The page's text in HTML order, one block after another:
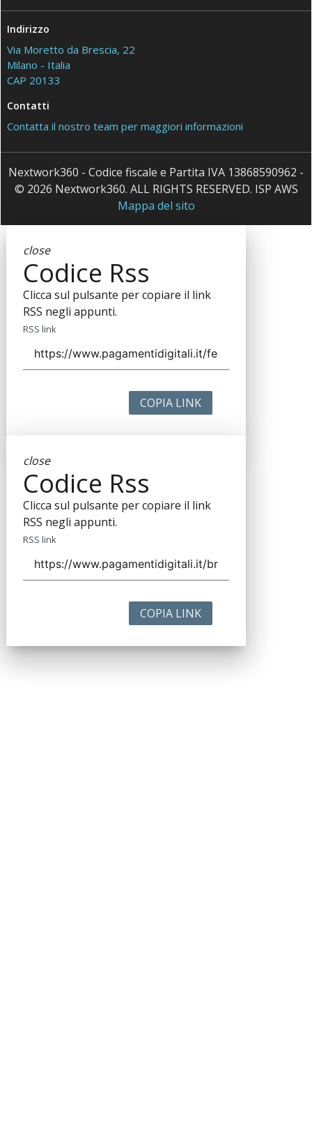
Indirizzo
Via Moretto da Brescia, 22
Milano - Italia
CAP 20133
Contatti
Contatta il nostro team per maggiori informazioni
Nextwork360 - Codice fiscale e Partita IVA 13868590962 -
© 2026 Nextwork360. ALL RIGHTS RESERVED. ISP AWS
Mappa del sito
close
Codice Rss
Clicca sul pulsante per copiare il link
RSS negli appunti.
RSS link
COPIA LINK
close
Codice Rss
Clicca sul pulsante per copiare il link
RSS negli appunti.
RSS link
COPIA LINK